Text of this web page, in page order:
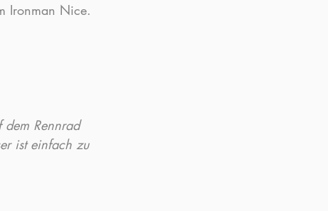
Ironman Nice.
dem Rennrad
ist einfach zu